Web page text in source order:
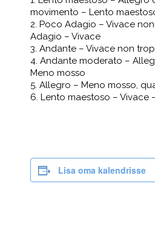
movimento – Lento
2. Poco Adagio – Vivace
Adagio – Vivace
3. Andante – Vivace non
4. Andante moderato –
Meno mosso
5. Allegro – Meno mosso,
6. Lento maestoso – Vivace
Lisa oma kalendrisse